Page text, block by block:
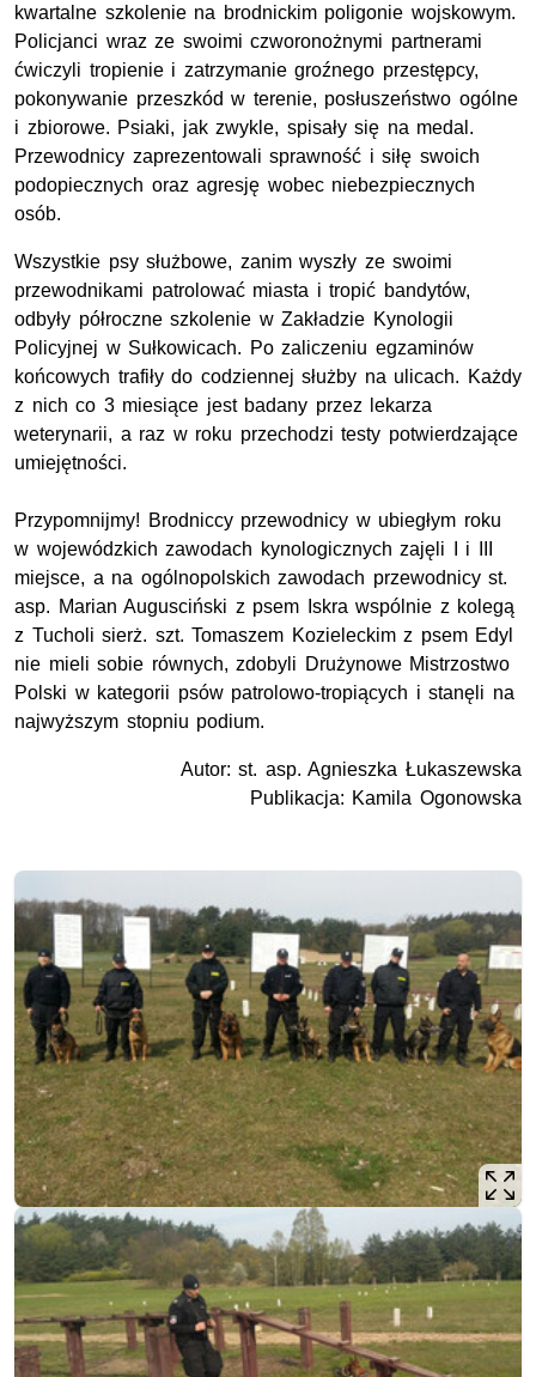
kwartalne szkolenie na brodnickim poligonie wojskowym.
Policjanci wraz ze swoimi czworonożnymi partnerami
ćwiczyli tropienie i zatrzymanie groźnego przestępcy,
pokonywanie przeszkód w terenie, posłuszeństwo ogólne
i zbiorowe. Psiaki, jak zwykle, spisały się na medal.
Przewodnicy zaprezentowali sprawność i siłę swoich
podopiecznych oraz agresję wobec niebezpiecznych
osób.
Wszystkie psy służbowe, zanim wyszły ze swoimi
przewodnikami patrolować miasta i tropić bandytów,
odbyły półroczne szkolenie w Zakładzie Kynologii
Policyjnej w Sułkowicach. Po zaliczeniu egzaminów
końcowych trafiły do codziennej służby na ulicach. Każdy
z nich co 3 miesiące jest badany przez lekarza
weterynarii, a raz w roku przechodzi testy potwierdzające
umiejętności.
Przypomnijmy! Brodniccy przewodnicy w ubiegłym roku
w wojewódzkich zawodach kynologicznych zajęli I i III
miejsce, a na ogólnopolskich zawodach przewodnicy st.
asp. Marian Augusciński z psem Iskra wspólnie z kolegą
z Tucholi sierż. szt. Tomaszem Kozieleckim z psem Edyl
nie mieli sobie równych, zdobyli Drużynowe Mistrzostwo
Polski w kategorii psów patrolowo-tropiących i stanęli na
najwyższym stopniu podium.
Autor: st. asp. Agnieszka Łukaszewska
Publikacja: Kamila Ogonowska